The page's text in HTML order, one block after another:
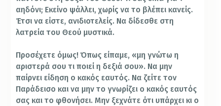
αηδόνι; Εκείνο ψάλλει, χωρίς να το βλέπει κανείς.
Έτσι να είστε, ανιδιοτελείς. Να δίδεσθε στη
λατρεία του Θεού μυστικά.
Προσέχετε όμως! Όπως είπαμε, «μη γνώτω η
αριστερά σου τι ποιεί η δεξιά σου». Να μην
παίρνει είδηση ο κακός εαυτός. Να ζείτε τον
Παράδεισο και να μην το γνωρίζει ο κακός εαυτός
σας και το φθονήσει. Μην ξεχνάτε ότι υπάρχει κι ο